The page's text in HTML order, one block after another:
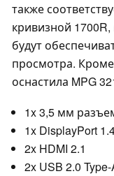
также
кривизной
будут
просмотра. Кроме
оснастила MPG
1x 3,5 мм
1x DisplayPort
2x HDMI 2.1
2x USB 2.0